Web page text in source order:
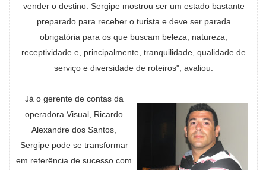
vender o destino. Sergipe mostrou ser um estado bastante
preparado para receber o turista e deve ser parada
obrigatória para os que buscam beleza, natureza,
receptividade e, principalmente, tranquilidade, qualidade de
serviço e diversidade de roteiros", avaliou.
Já o gerente de contas da
operadora Visual, Ricardo
Alexandre dos Santos,
Sergipe pode se transformar
em referência de sucesso com